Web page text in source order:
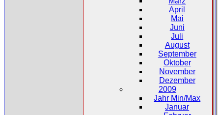
April
Mai
Juni
Juli
August
September
Oktober
November
Dezember
2009
Jahr Min/Max
Januar